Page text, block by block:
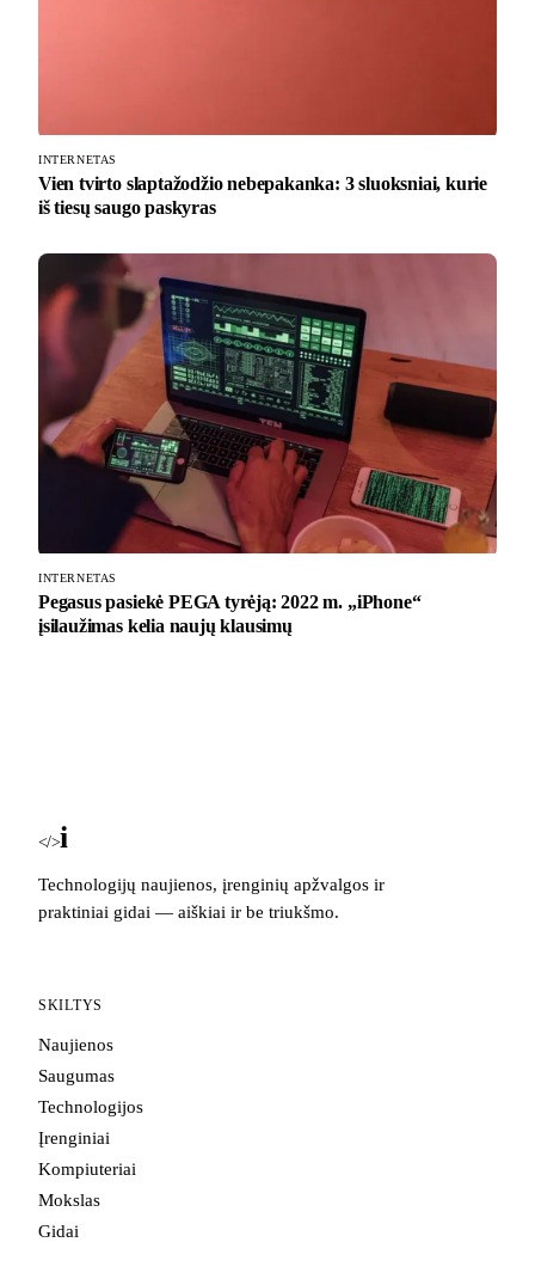
INTERNETAS
Vien tvirto slaptažodžio nebepakanka: 3 sluoksniai, kurie
iš tiesų saugo paskyras
INTERNETAS
Pegasus pasiekė PEGA tyrėją: 2022 m. „iPhone“
įsilaužimas kelia naujų klausimų
</>iBlog
Technologijų naujienos, įrenginių apžvalgos ir
praktiniai gidai — aiškiai ir be triukšmo.
SKILTYS
Naujienos
Saugumas
Technologijos
Įrenginiai
Kompiuteriai
Mokslas
Gidai